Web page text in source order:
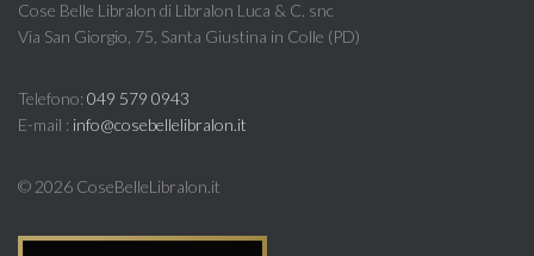
Cose Belle Libralon di Libralon Luca & C. snc
Via San Giorgio, 75, Santa Giustina in Colle (PD)
Telefono: 049 579 0943
E-mail : info@cosebellelibralon.it
© 2026 CoseBelleLibralon.it